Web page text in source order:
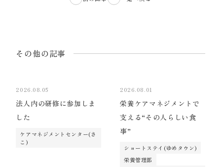
その他の記事
2026.08.05
法人内の研修に参加しま
した
ケアマネジメントセンター(さ
こ)
2026.08.01
栄養ケアマネジメントで
支える“その人らしい食
事”
ショートステイ(ゆめタウン)
栄養管理部